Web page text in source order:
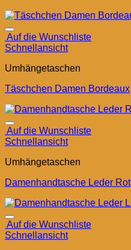
Auf die Wunschliste
Schnellansicht
Umhängetaschen
Täschchen Damen Bordeaux
Auf die Wunschliste
Schnellansicht
Umhängetaschen
Damenhandtasche Leder Rot
Auf die Wunschliste
Schnellansicht